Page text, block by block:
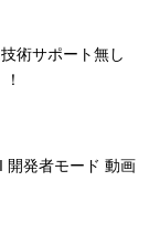
術サポート無し
開発者モード 動画